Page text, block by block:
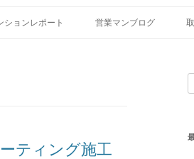
ションレポート 営業マンブログ
ティング施工